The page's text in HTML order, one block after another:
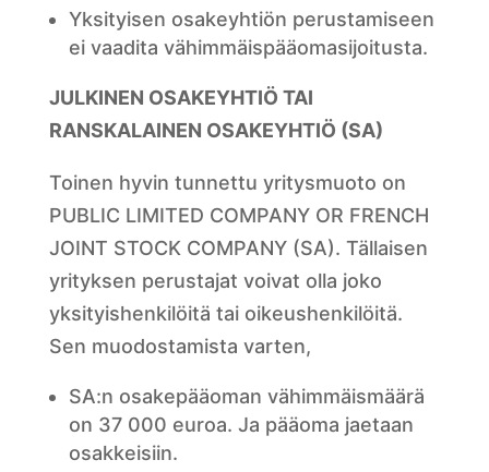
Yksityisen osakeyhtiön perustamiseen
ei vaadita vähimmäispääomasijoitusta.
JULKINEN OSAKEYHTIÖ TAI
RANSKALAINEN OSAKEYHTIÖ (SA)
Toinen hyvin tunnettu yritysmuoto on
PUBLIC LIMITED COMPANY OR FRENCH
JOINT STOCK COMPANY (SA). Tällaisen
yrityksen perustajat voivat olla joko
yksityishenkilöitä tai oikeushenkilöitä.
Sen muodostamista varten,
SA:n osakepääoman vähimmäismäärä
on 37 000 euroa. Ja pääoma jaetaan
osakkeisiin.